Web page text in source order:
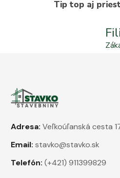
Tip top aj
Adresa: Veľkoúľanská cesta
Email: stavko@stavko.sk
Telefón: (+421) 911399829